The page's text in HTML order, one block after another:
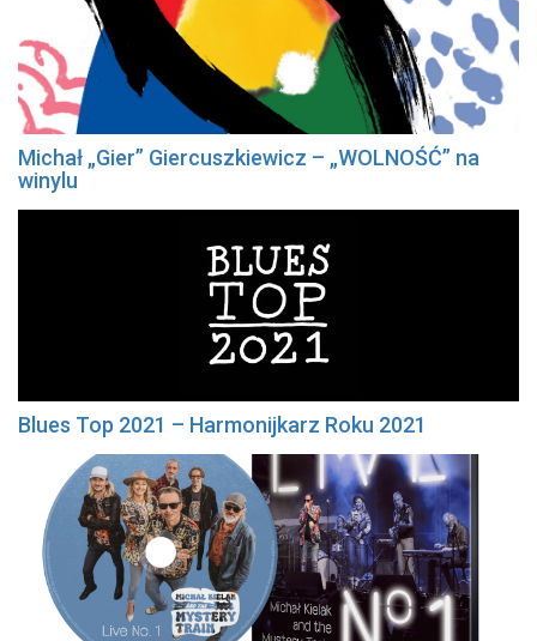
Michał „Gier” Giercuszkiewicz – „WOLNOŚĆ” na
winylu
Blues Top 2021 – Harmonijkarz Roku 2021